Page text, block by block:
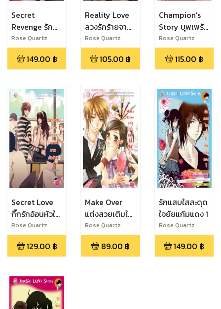
Secret
Revenge รัก
ซ่อนเร้น ลับ
ซ่อนร้าย
Rose Quartz
149.00 ฿
Reality Love
ลวงรักร้ายจาก
นายซูเปอร์ส
ตาร์
Rose Quartz
105.00 ฿
Champion's
Story บุพเพรัก
กิ๊กกั๊กหัวใจ
Rose Quartz
115.00 ฿
Secret Love
กิ๊กรักอ้อนหัวใจ
นายตัวร้าย
Rose Quartz
129.00 ฿
Make Over
แต่งสวยเติมใส
ให้ยัยตัววุ่น
Rose Quartz
89.00 ฿
รักแสบใสสะดุด
ใจยัยแก้มแดง 1
Rose Quartz
149.00 ฿